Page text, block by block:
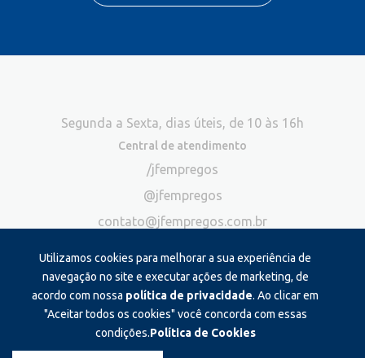
Utilizamos cookies para melhorar a sua experiência de
navegação no site e executar ações de marketing, de
acordo com nossa política de privacidade. Ao clicar em
"Aceitar todos os cookies" você concorda com essas
condições.Política de Cookies
Segunda a Sexta, dias úteis, de 10 às 16h
Central de atendimento
/jfempregos
@jfempregos
contato@jfempregos.com.br
Publicidade
*Exclusivo para atendimento via chat. Não atendemos ligações neste
canal
Produzido e administrado por: